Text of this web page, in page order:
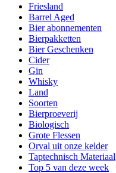
Friesland
Barrel Aged
Bier abonnementen
Bierpakketten
Bier Geschenken
Cider
Gin
Whisky
Land
Soorten
Bierproeverij
Biologisch
Grote Flessen
Orval uit onze kelder
Taptechnisch Materiaal
Top 5 van deze week